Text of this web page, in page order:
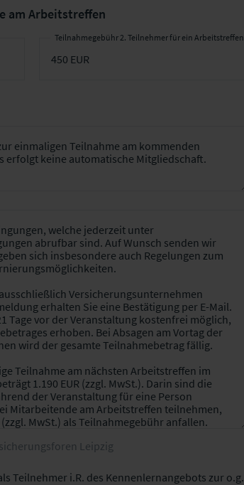
am Arbeitstreffen
Teilnahmegebühr 2. Teilnehmer für ein Arbeitstreffen
Leipzig
Teilnehmer i.R. des Kennenlernangebots zur o.g.